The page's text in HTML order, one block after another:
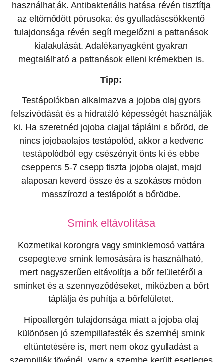
használhatják. Antibakteriális hatása révén tisztítja
az eltömődött pórusokat és gyulladáscsökkentő
tulajdonsága révén segít megelőzni a pattanások
kialakulását. Adalékanyagként gyakran
megtalálható a pattanások elleni krémekben is.
Tipp:
Testápolókban alkalmazva a jojoba olaj gyors
felszívódását és a hidratáló képességét használják
ki. Ha szeretnéd jojoba olajjal táplálni a bőröd, de
nincs jojobaolajos testápolód, akkor a kedvenc
testápolódból egy csészényit önts ki és ebbe
cseppents 5-7 csepp tiszta jojoba olajat, majd
alaposan keverd össze és a szokásos módon
masszírozd a testápolót a bőrödbe.
Smink eltávolítása
Kozmetikai korongra vagy sminklemosó vattára
csepegtetve smink lemosására is használható,
mert nagyszerűen eltávolítja a bőr felületéről a
sminket és a szennyeződéseket, miközben a bőrt
táplálja és puhítja a bőrfelületet.
Hipoallergén tulajdonsága miatt a jojoba olaj
különösen jó szempillafesték és szemhéj smink
eltüntetésére is, mert nem okoz gyulladást a
szempillák tövénél, vagy a szembe került esetleges